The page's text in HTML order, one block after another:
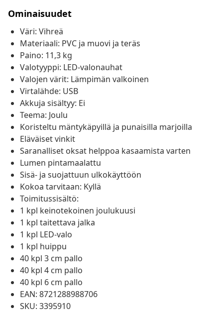
Ominaisuudet
Väri: Vihreä
Materiaali: PVC ja muovi ja teräs
Paino: 11,3 kg
Valotyyppi: LED-valonauhat
Valojen värit: Lämpimän valkoinen
Virtalähde: USB
Akkuja sisältyy: Ei
Teema: Joulu
Koristeltu mäntykäpyillä ja punaisilla marjoilla
Eläväiset vinkit
Saranalliset oksat helppoa kasaamista varten
Lumen pintamaalattu
Sisä- ja suojattuun ulkokäyttöön
Kokoa tarvitaan: Kyllä
Toimitussisältö:
1 kpl keinotekoinen joulukuusi
1 kpl taitettava jalka
1 kpl LED-valo
1 kpl huippu
40 kpl 3 cm pallo
40 kpl 4 cm pallo
40 kpl 6 cm pallo
EAN: 8721288988706
SKU: 3395910